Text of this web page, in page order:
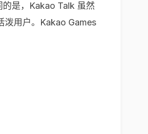
是，Kakao Talk 虽然
泼用户。Kakao Games